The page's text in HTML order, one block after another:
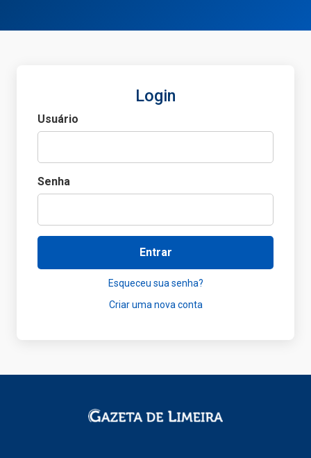
Login
Usuário
Senha
Entrar
Esqueceu sua senha?
Criar uma nova conta